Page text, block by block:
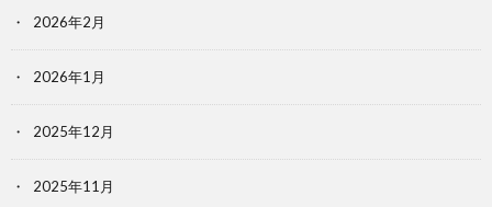
2026年2月
2026年1月
2025年12月
2025年11月